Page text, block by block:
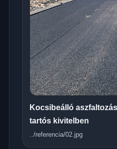
Kocsibeálló
tartós kivitelben
../referencia/02.jpg